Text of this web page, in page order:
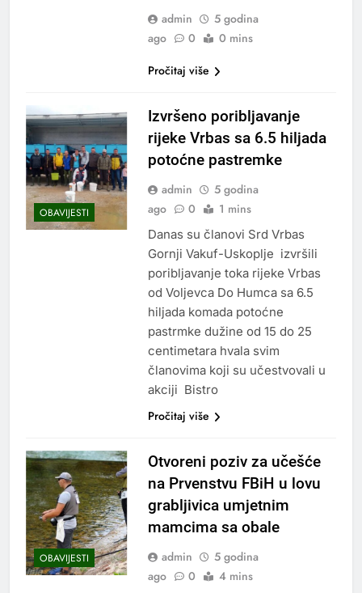
admin
5 godina
ago
0
0 mins
Pročitaj više
OBAVIJESTI
Izvršeno poribljavanje
rijeke Vrbas sa 6.5 hiljada
potoćne pastremke
admin
5 godina
ago
0 1 mins
Danas su članovi Srd Vrbas
Gornji Vakuf-Uskoplje izvršili
poribljavanje toka rijeke Vrbas
od Voljevca Do Humca sa 6.5
hiljada komada potoćne
pastrmke dužine od 15 do 25
centimetara hvala svim
članovima koji su učestvovali u
akciji Bistro
Pročitaj više
OBAVIJESTI
Otvoreni poziv za učešće
na Prvenstvu FBiH u lovu
grabljivica umjetnim
mamcima sa obale
admin
5 godina
ago
0 4 mins